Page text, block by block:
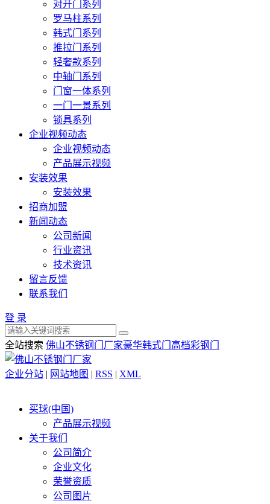
对开门系列
罗马柱系列
韩式门系列
推拉门系列
轻奢款系列
中轴门系列
门窗一体系列
一门一景系列
锁具系列
企业视频动态
企业视频动态
产品展示视频
安装效果
安装效果
招商加盟
新闻动态
公司新闻
行业资讯
技术资讯
留言反馈
联系我们
登 录
全站搜索 佛山不锈钢门厂家豪华韩式门 高档彩钢门
企业分站 | 网站地图 | RSS | XML
买球(中国)
产品展示视频
关于我们
公司简介
企业文化
荣誉资质
公司图片